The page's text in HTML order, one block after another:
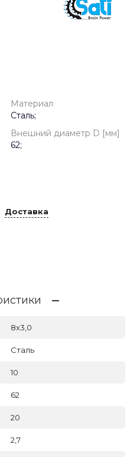
Материал
Сталь;
Внешний диаметр D [мм]
62;
Доставка
8x3,0
Сталь
10
62
20
2,7